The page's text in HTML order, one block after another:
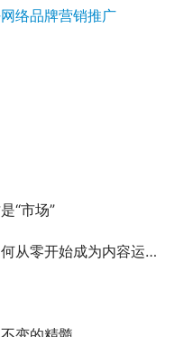
络品牌营销推广
“市场”
零开始成为内容运营）